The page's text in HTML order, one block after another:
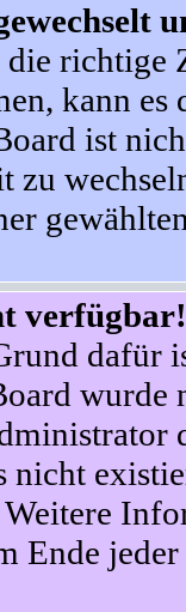
richtige
kann es
ist
zu
verfügbar!
dafür
wurde
Ende jeder